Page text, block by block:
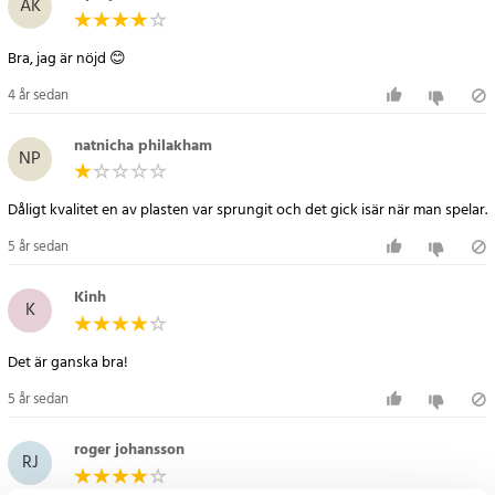
- Produkt: Viktad rockring / Hula Hoop
- Diameter: ca 100 cm
- Design: Slät insida, avtagbar i 8 delar
- Material: Miljövänligt och giftfritt
Artikelnummer :86572
AK
4 år sedan
NP natnicha philakham
Dåligt kvalitet en av plasten var sprungit och det gick isär när man spelar.
5 år sedan
K Kinh
Det är ganska bra!
5 år sedan
RJ roger johansson